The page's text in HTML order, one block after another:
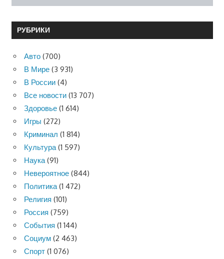
РУБРИКИ
Авто (700)
В Мире (3 931)
В России (4)
Все новости (13 707)
Здоровье (1 614)
Игры (272)
Криминал (1 814)
Культура(1 597)
Наука(91)
Невероятное (844)
Политика(1 472)
Религия (101)
Россия (759)
События (1 144)
Социум (2 463)
Спорт (1 076)